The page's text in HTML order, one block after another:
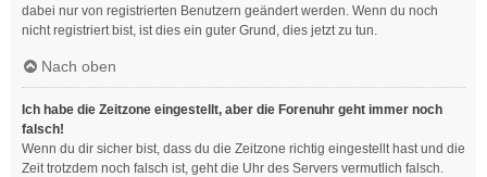
dabei nur von registrierten Benutzern geändert werden. Wenn du noch
nicht registriert bist, ist dies ein guter Grund, dies jetzt zu tun.
Nach oben
Ich habe die Zeitzone eingestellt, aber die Forenuhr geht immer noch
falsch!
Wenn du dir sicher bist, dass du die Zeitzone richtig eingestellt hast und die
Zeit trotzdem noch falsch ist, geht die Uhr des Servers vermutlich falsch.